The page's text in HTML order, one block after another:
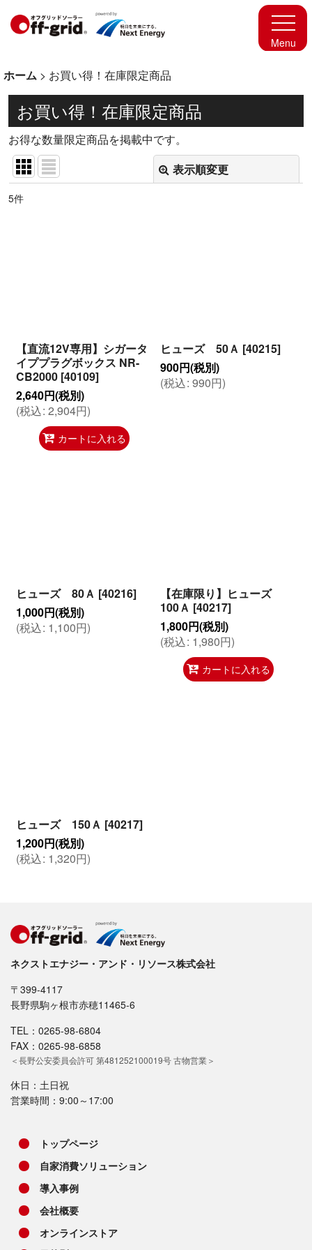
ホーム > お買い得！在庫限定商品
お買い得！在庫限定商品
お得な数量限定商品を掲載中です。
表示順変更
5件
【直流12V専用】シガータ
イププラグボックス NR-
CB2000 [40109]
2,640円(税別)
(税込: 2,904円)
カートに入れる
ヒューズ 50Ａ [40215]
900円(税別)
(税込: 990円)
ヒューズ 80Ａ [40216]
1,000円(税別)
(税込: 1,100円)
【在庫限り】ヒューズ
100Ａ [40217]
1,800円(税別)
(税込: 1,980円)
カートに入れる
ヒューズ 150Ａ [40217]
1,200円(税別)
(税込: 1,320円)
ネクストエナジー・アンド・リソース株式会社
〒399-4117
長野県駒ヶ根市赤穂11465-6
TEL：0265-98-6804
FAX：0265-98-6858
＜長野公安委員会許可 第481252100019号 古物営業＞
休日：土日祝
営業時間：9:00～17:00
トップページ
自家消費ソリューション
導入事例
会社概要
オンラインストア